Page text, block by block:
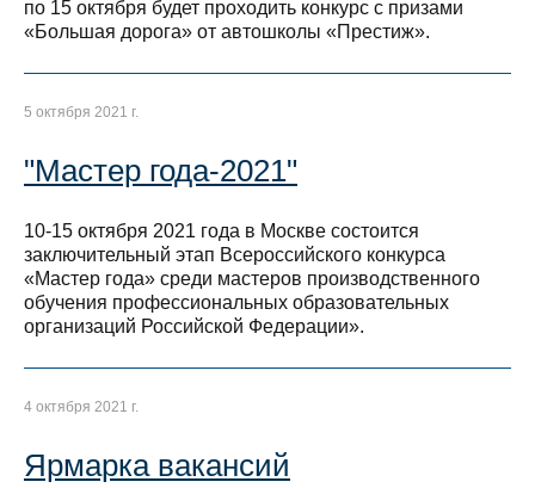
по 15 октября будет проходить конкурс с призами
«Большая дорога» от автошколы «Престиж».
5 октября 2021 г.
"Мастер года-2021"
10-15 октября 2021 года в Москве состоится
заключительный этап Всероссийского конкурса
«Мастер года» среди мастеров производственного
обучения профессиональных образовательных
организаций Российской Федерации».
4 октября 2021 г.
Ярмарка вакансий